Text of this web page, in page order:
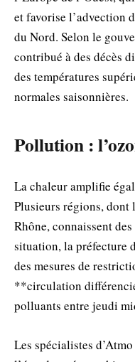
et favorise l’advection
du Nord. Selon le
contribué à des décès
des températures
normales saisonnières.
Pollution :
La chaleur amplifie
Plusieurs régions, dont
Rhône, connaissent
situation, la préfecture
des mesures de
**circulation
polluants entre jeudi
Les spécialistes